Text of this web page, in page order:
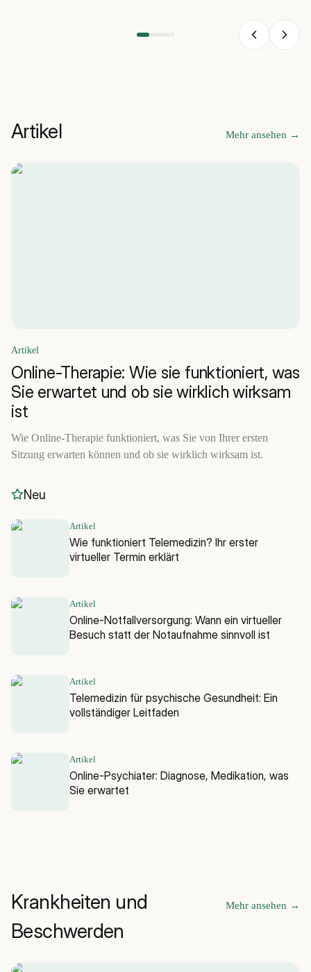
Artikel Mehr ansehen →
Artikel
Online-Therapie: Wie sie funktioniert, was
Sie erwartet und ob sie wirklich wirksam
ist
Wie Online-Therapie funktioniert, was Sie von Ihrer ersten
Sitzung erwarten können und ob sie wirklich wirksam ist.
Neu
Artikel
Wie funktioniert Telemedizin? Ihr erster
virtueller Termin erklärt
Artikel
Online-Notfallversorgung: Wann ein virtueller
Besuch statt der Notaufnahme sinnvoll ist
Artikel
Telemedizin für psychische Gesundheit: Ein
vollständiger Leitfaden
Artikel
Online-Psychiater: Diagnose, Medikation, was
Sie erwartet
Krankheiten und
Beschwerden
Mehr ansehen →